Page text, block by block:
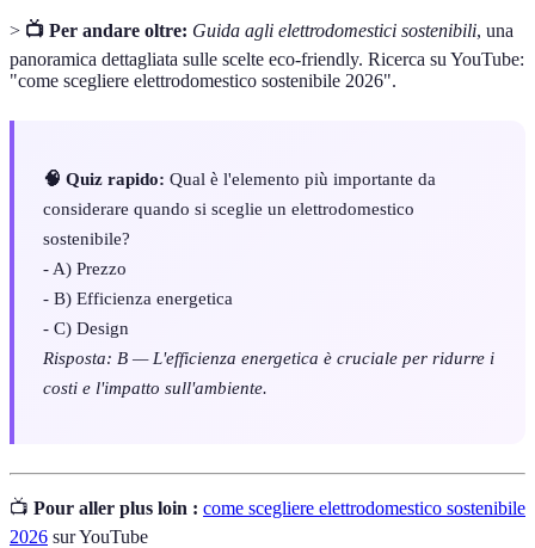
> 📺 Per andare oltre: Guida agli elettrodomestici sostenibili, una
panoramica dettagliata sulle scelte eco-friendly. Ricerca su YouTube:
"come scegliere elettrodomestico sostenibile 2026".
🧠 Quiz rapido: Qual è l'elemento più importante da
considerare quando si sceglie un elettrodomestico
sostenibile?
- A) Prezzo
- B) Efficienza energetica
- C) Design
Risposta: B — L'efficienza energetica è cruciale per ridurre i
costi e l'impatto sull'ambiente.
📺 Pour aller plus loin : come scegliere elettrodomestico sostenibile
2026 sur YouTube